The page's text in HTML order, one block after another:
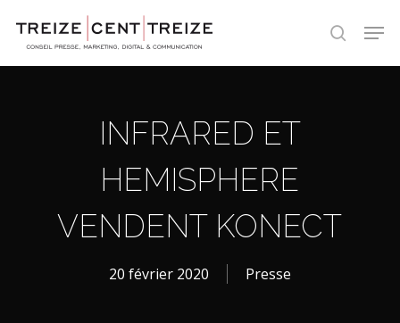
search
INFRARED ET
HEMISPHERE
VENDENT KONECT
20 février 2020 Presse